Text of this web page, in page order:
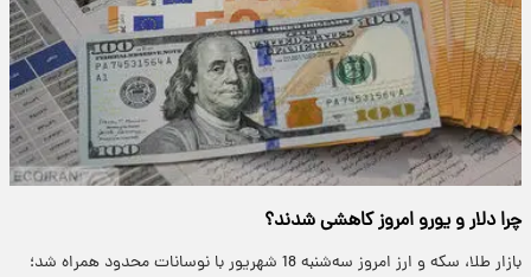
چرا دلار و یورو امروز کاهشی شدند؟
بازار طلا، سکه و ارز امروز سه‌شنبه 18 شهریور با نوسانات محدود همراه شد؛